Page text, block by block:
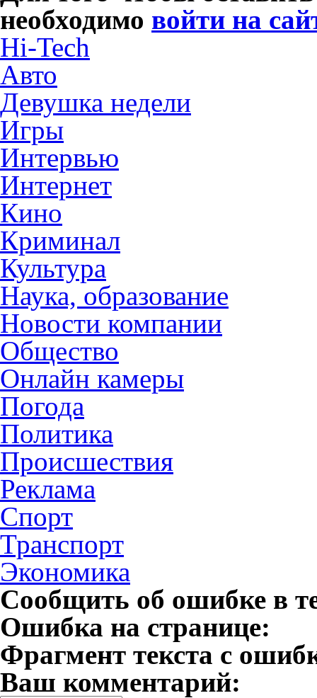
необходимо войти на
Hi-Tech
Авто
Девушка недели
Игры
Интервью
Интернет
Кино
Криминал
Культура
Наука, образование
Новости компании
Общество
Онлайн камеры
Погода
Политика
Происшествия
Реклама
Спорт
Транспорт
Экономика
Сообщить об ошибке в
Ошибка на странице:
Фрагмент текста с
Ваш комментарий: